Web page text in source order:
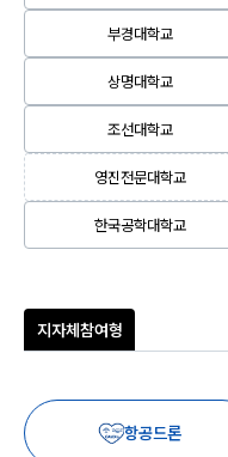
부경대학교
상명대학교
조선대학교
영진전문대학교
한국공학대학교
지자체참여형
항공드론